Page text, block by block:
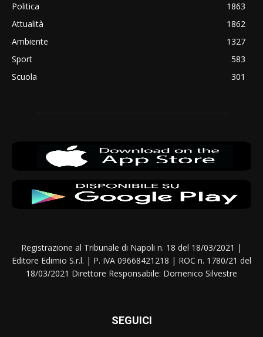
Politica
1863
Attualità
1862
Ambiente
1327
Sport
583
Scuola
301
Registrazione al Tribunale di Napoli n. 18 del 18/03/2021 |
Editore Edimio S.r.l. | P. IVA 09668421218 | ROC n. 1780/21 del
18/03/2021 Direttore Responsabile: Domenico Silvestre
SEGUICI